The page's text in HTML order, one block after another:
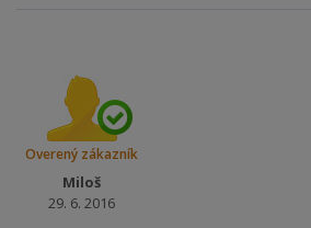
Overený zákazník
Miloš
29. 6. 2016